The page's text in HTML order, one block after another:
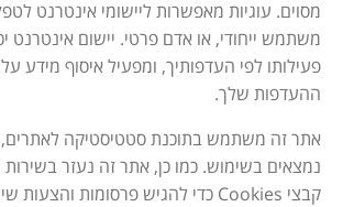
מסוים. עוגיות מאפשרות ליישומי אינטרנט
משתמש ייחודי, או אדם פרטי. יישום אינטרנט
פעילותו לפי העדפותיך, ומפעיל איסוף מידע
ההעדפות שלך.
אתר זה משתמש בתוכנת סטטיסטיקה לאתרים,
נמצאים בשימוש. כמו כן, אתר זה נעזר
קבצי Cookies כדי להגיש פרסומות והצעות